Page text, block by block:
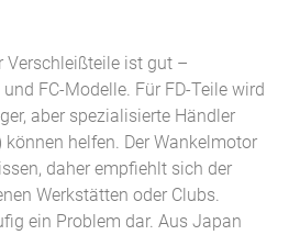
Verschleißteile ist gut –
FC-Modelle. Für FD-Teile wird
aber spezialisierte Händler
helfen. Der Wankelmotor
daher empfiehlt sich der
Werkstätten oder Clubs.
ein Problem dar. Aus Japan